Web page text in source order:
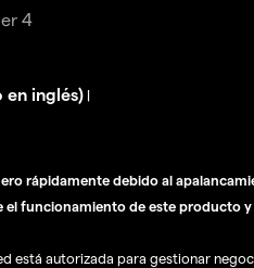
4
en inglés) |
rápidamente debido al
funcionamiento de este producto
está autorizada para gestionar